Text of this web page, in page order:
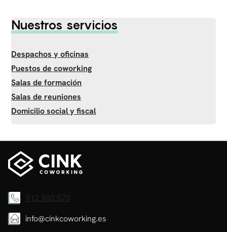
Nuestros servicios
Despachos y oficinas
Puestos de coworking
Salas de formación
Salas de reuniones
Domicilio social y fiscal
912 900 570
info@cinkcoworking.es